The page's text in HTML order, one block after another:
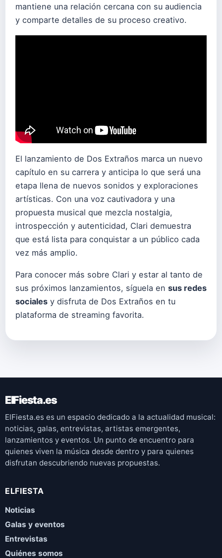
mantiene una relación cercana con su audiencia
y comparte detalles de su proceso creativo.
El lanzamiento de Dos Extraños marca un nuevo
capítulo en su carrera y anticipa lo que será una
etapa llena de nuevos sonidos y exploraciones
artísticas. Con una voz cautivadora y una
propuesta musical que mezcla nostalgia,
introspección y autenticidad, Clari demuestra
que está lista para conquistar a un público cada
vez más amplio.
Para conocer más sobre Clari y estar al tanto de
sus próximos lanzamientos, síguela en sus redes
sociales y disfruta de Dos Extraños en tu
plataforma de streaming favorita.
ElFiesta.es
ElFiesta.es es un espacio dedicado a la actualidad musical:
noticias, galas, entrevistas, artistas emergentes,
lanzamientos y eventos. Un punto de encuentro para
quienes viven la música desde dentro y para quienes
disfrutan descubriendo nuevas propuestas.
ELFIESTA
Noticias
Galas y eventos
Entrevistas
Quiénes somos